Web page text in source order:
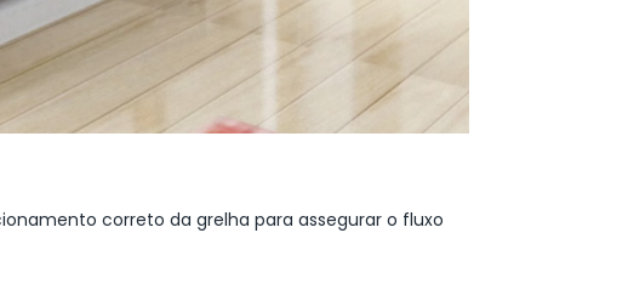
correto da grelha para assegurar o fluxo